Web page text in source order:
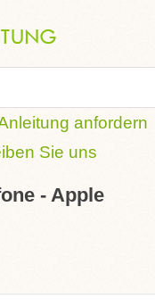
anfordern
Sie uns
- Apple